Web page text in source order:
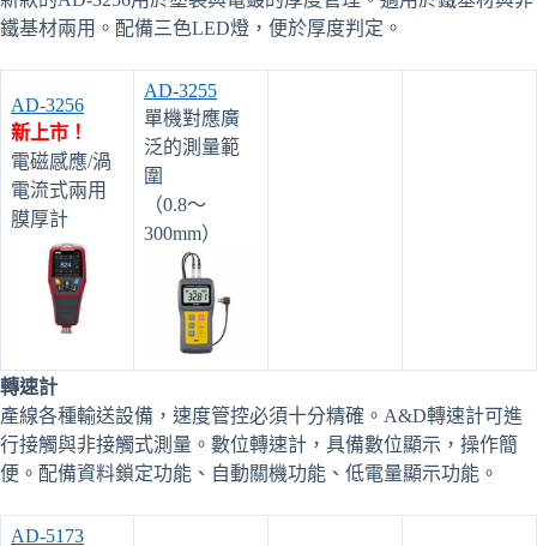
鐵基材兩用。配備三色LED燈，便於厚度判定。
AD-3256
新上市！
電磁感應/渦
電流式兩用
膜厚計
AD-3255
單機對應廣
泛的測量範
圍
（0.8～
300mm）
轉速計
產線各種輸送設備，速度管控必須十分精確。A&D轉速計可進
行接觸與非接觸式測量。數位轉速計，具備數位顯示，操作簡
便。配備資料鎖定功能、自動關機功能、低電量顯示功能。
AD-5173